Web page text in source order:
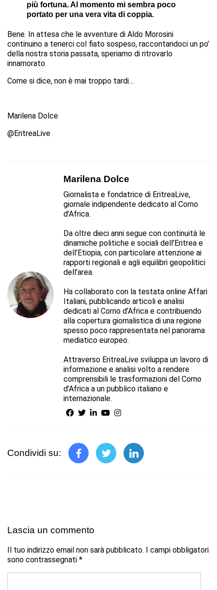
più fortuna. Al momento mi sembra poco
portato per una vera vita di coppia.
Bene. In attesa che le avventure di Aldo Morosini
continuino a tenerci col fiato sospeso, raccontandoci un po’
della nostra storia passata, speriamo di ritrovarlo
innamorato.
Come si dice, non è mai troppo tardi…
Marilena Dolce
@EritreaLive
Marilena Dolce
Giornalista e fondatrice di EritreaLive,
giornale indipendente dedicato al Corno
d’Africa.
Da oltre dieci anni segue con continuità le
dinamiche politiche e sociali dell’Eritrea e
dell’Etiopia, con particolare attenzione ai
rapporti regionali e agli equilibri geopolitici
dell’area.
Ha collaborato con la testata online Affari
Italiani, pubblicando articoli e analisi
dedicati al Corno d’Africa e contribuendo
alla copertura giornalistica di una regione
spesso poco rappresentata nel panorama
mediatico europeo.
Attraverso EritreaLive sviluppa un lavoro di
informazione e analisi volto a rendere
comprensibili le trasformazioni del Corno
d’Africa a un pubblico italiano e
internazionale.
Condividi su:
Lascia un commento
Il tuo indirizzo email non sarà pubblicato. I campi obbligatori
sono contrassegnati *